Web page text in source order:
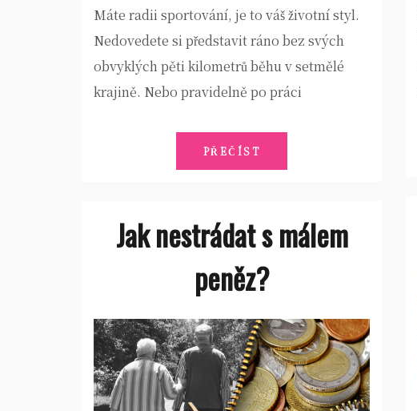
Máte radii sportování, je to váš životní styl.
Nedovedete si představit ráno bez svých
obvyklých pěti kilometrů běhu v setmělé
krajině. Nebo pravidelně po práci
PŘEČÍST
Jak nestrádat s málem
peněz?